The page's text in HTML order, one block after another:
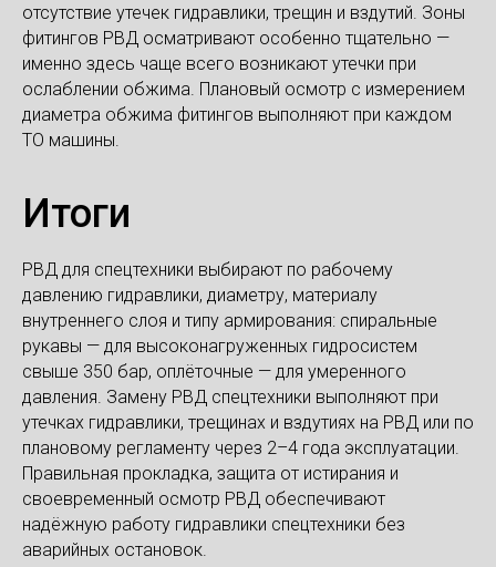
отсутствие утечек гидравлики, трещин и вздутий. Зоны
фитингов РВД осматривают особенно тщательно —
именно здесь чаще всего возникают утечки при
ослаблении обжима. Плановый осмотр с измерением
диаметра обжима фитингов выполняют при каждом
ТО машины.
Итоги
РВД для спецтехники выбирают по рабочему
давлению гидравлики, диаметру, материалу
внутреннего слоя и типу армирования: спиральные
рукавы — для высоконагруженных гидросистем
свыше 350 бар, оплёточные — для умеренного
давления. Замену РВД спецтехники выполняют при
утечках гидравлики, трещинах и вздутиях на РВД или по
плановому регламенту через 2–4 года эксплуатации.
Правильная прокладка, защита от истирания и
своевременный осмотр РВД обеспечивают
надёжную работу гидравлики спецтехники без
аварийных остановок.